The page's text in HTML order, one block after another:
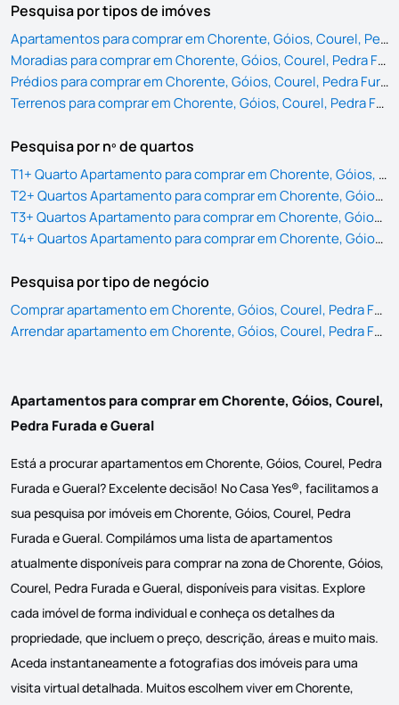
Pesquisa por tipos de imóves
Apartamentos para comprar em Chorente, Góios, Courel, Pedra Furada e Gueral
Moradias para comprar em Chorente, Góios, Courel, Pedra Furada e Gueral
Prédios para comprar em Chorente, Góios, Courel, Pedra Furada e Gueral
Terrenos para comprar em Chorente, Góios, Courel, Pedra Furada e Gueral
Pesquisa por nº de quartos
T1+ Quarto Apartamento para comprar em Chorente, Góios, Courel, Pedra Furada e Gueral
T2+ Quartos Apartamento para comprar em Chorente, Góios, Courel, Pedra Furada e Gueral
T3+ Quartos Apartamento para comprar em Chorente, Góios, Courel, Pedra Furada e Gueral
T4+ Quartos Apartamento para comprar em Chorente, Góios, Courel, Pedra Furada e Gueral
Pesquisa por tipo de negócio
Comprar apartamento em Chorente, Góios, Courel, Pedra Furada e Gueral
Arrendar apartamento em Chorente, Góios, Courel, Pedra Furada e Gueral
Apartamentos para comprar em Chorente, Góios, Courel,
Pedra Furada e Gueral
Está a procurar apartamentos em Chorente, Góios, Courel, Pedra
Furada e Gueral? Excelente decisão! No Casa Yes®, facilitamos a
sua pesquisa por imóveis em Chorente, Góios, Courel, Pedra
Furada e Gueral. Compilámos uma lista de apartamentos
atualmente disponíveis para comprar na zona de Chorente, Góios,
Courel, Pedra Furada e Gueral, disponíveis para visitas. Explore
cada imóvel de forma individual e conheça os detalhes da
propriedade, que incluem o preço, descrição, áreas e muito mais.
Aceda instantaneamente a fotografias dos imóveis para uma
visita virtual detalhada. Muitos escolhem viver em Chorente,